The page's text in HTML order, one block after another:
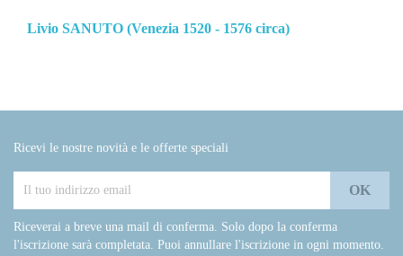
Livio SANUTO (Venezia 1520 - 1576 circa)
Ricevi le nostre novità e le offerte speciali
Riceverai a breve una mail di conferma. Solo dopo la conferma
l'iscrizione sarà completata. Puoi annullare l'iscrizione in ogni momento.